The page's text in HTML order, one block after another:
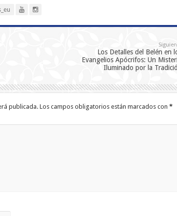
Los Detalles del Belén en
Evangelios Apócrifos: Un
Iluminado por la
publicada. Los campos obligatorios están marcados con *